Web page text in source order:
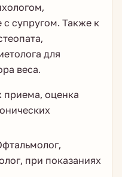
супругом. Также к
для
веса.
приема, оценка
при показаниях